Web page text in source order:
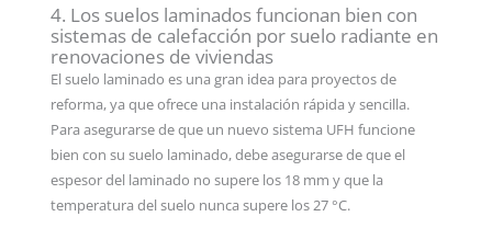
4. Los suelos laminados funcionan bien con
sistemas de calefacción por suelo radiante en
renovaciones de viviendas
El suelo laminado es una gran idea para proyectos de
reforma, ya que ofrece una instalación rápida y sencilla.
Para asegurarse de que un nuevo sistema UFH funcione
bien con su suelo laminado, debe asegurarse de que el
espesor del laminado no supere los 18 mm y que la
temperatura del suelo nunca supere los 27 °C.